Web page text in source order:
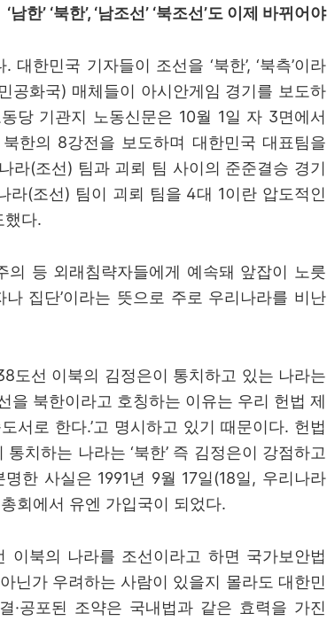
‘남한’ ‘북한’, ‘남조선’ ‘북조선’도 이제 바뀌어야
. 대한민국 기자들이 조선을 ‘북한’, ‘북측’이라
공화국) 매체들이 아시안게임 경기를 보도하
당 기관지 노동신문은 10월 1일 자 3면에서
한의 8강전을 보도하며 대한민국 대표팀을
라(조선) 팀과 괴뢰 팀 사이의 준준결승 경기
라(조선) 팀이 괴뢰 팀을 4대 1이란 압도적인
했다.
의 등 외래침략자들에게 예속돼 앞잡이 노릇
나 집단’이라는 뜻으로 주로 우리나라를 비난
도선 이북의 김정은이 통치하고 있는 나라는
을 북한이라고 호칭하는 이유는 우리 헌법 제
서로 한다.’고 명시하고 있기 때문이다. 헌법
통치하는 나라는 ‘북한’ 즉 김정은이 강점하고
명한 사실은 1991년 9월 17일 (18일 , 우리나라
회에서 유엔 가입국이 되었다.
이북의 나라를 조선이라고 하면 국가보안법
닌가 우려하는 사람이 있을지 몰라도 대한민
·공포된 조약은 국내법과 같은 효력을 가진